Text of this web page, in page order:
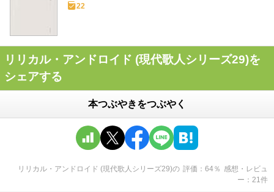
22
リリカル・アンドロイド (現代歌人シリーズ29)を
シェアする
本つぶやきをつぶやく
リリカル・アンドロイド (現代歌人シリーズ29)の 評価 64％ 感想・レビュ
ー
21件